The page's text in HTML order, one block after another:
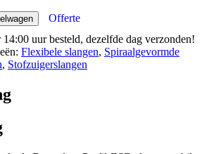
Offerte
uur besteld, dezelfde dag verzonden!
Flexibele slangen, Spiraalgevormde
, Stofzuigerslangen